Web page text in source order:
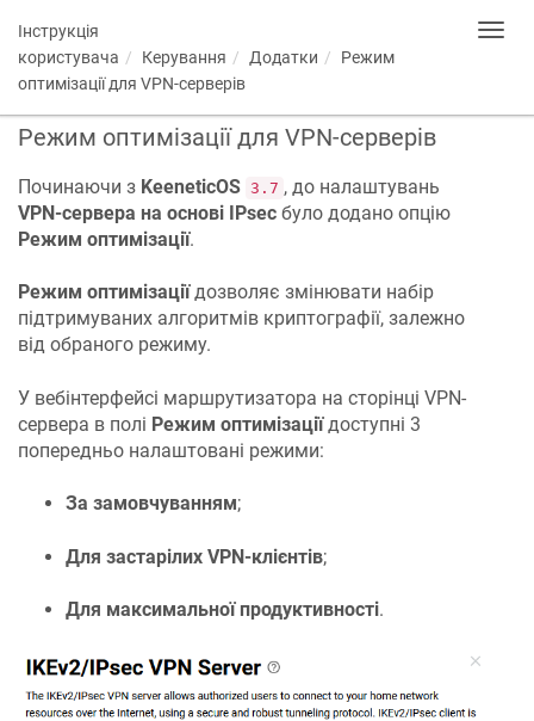
Інструкція
користувача
Керування Додатки
Режим
оптимізації для VPN-серверів
Режим оптимізації для VPN-серверів
Починаючи з KeeneticOS 3.7 , до налаштувань
VPN-сервера на основі IPsec було додано опцію
Режим оптимізації.
Режим оптимізаціїдозволяє змінювати набір
підтримуваних алгоритмів криптографії, залежно
від обраного режиму.
У вебінтерфейсі маршрутизатора на сторінці VPN-
сервера в полі Режим оптимізаціїдоступні 3
попередньо налаштовані режими:
За замовчуванням;
Для застарілих VPN-клієнтів;
Для максимальної продуктивності.